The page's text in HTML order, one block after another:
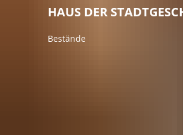
HAUS DER
Bestände